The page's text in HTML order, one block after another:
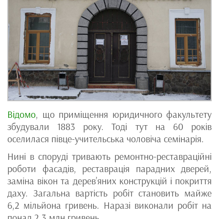
Відомо, що приміщення юридичного факультету
збудували 1883 року. Тоді тут на 60 років
оселилася півце-учительська чоловіча семінарія.
Нині в споруді тривають ремонтно-реставраційні
роботи фасадів, реставрація парадних дверей,
заміна вікон та дерев’яних конструкцій і покриття
даху. Загальна вартість робіт становить майже
6,2 мільйона гривень. Наразі виконали робіт на